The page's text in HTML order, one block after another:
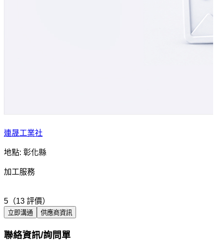
連晟工業社
地點: 彰化縣
加工服務
5（13 評價）
立即溝通 供應商資訊
聯絡資訊/詢問單